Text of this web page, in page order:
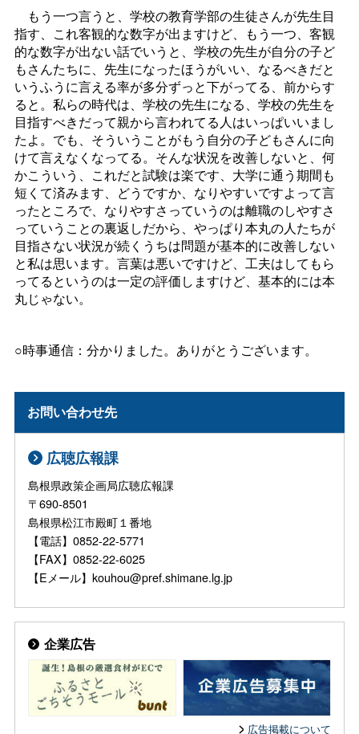
もう一つ言うと、学校の教育学部の生徒さんが先生目
指す、これ客観的な数字が出ますけど、もう一つ、客観
的な数字が出ない話でいうと、学校の先生が自分の子ど
もさんたちに、先生になったほうがいい、なるべきだと
いうふうに言える率が多分ずっと下がってる、前からす
ると。私らの時代は、学校の先生になる、学校の先生を
目指すべきだって親から言われてる人はいっぱいいまし
たよ。でも、そういうことがもう自分の子どもさんに向
けて言えなくなってる。そんな状況を改善しないと、何
かこういう、これだと試験は楽です、大学に通う期間も
短くて済みます、どうですか、なりやすいですよって言
ったところで、なりやすさっていうのは離職のしやすさ
っていうことの裏返しだから、やっぱり本丸の人たちが
目指さない状況が続くうちは問題が基本的に改善しない
と私は思います。言葉は悪いですけど、工夫はしてもら
ってるというのは一定の評価しますけど、基本的には本
丸じゃない。
○時事通信：分かりました。ありがとうございます。
お問い合わせ先
広聴広報課
島根県政策企画局広聴広報課
〒690-8501
島根県松江市殿町１番地
【電話】0852-22-5771
【FAX】0852-22-6025
【Eメール】kouhou@pref.shimane.lg.jp
企業広告
広告掲載について